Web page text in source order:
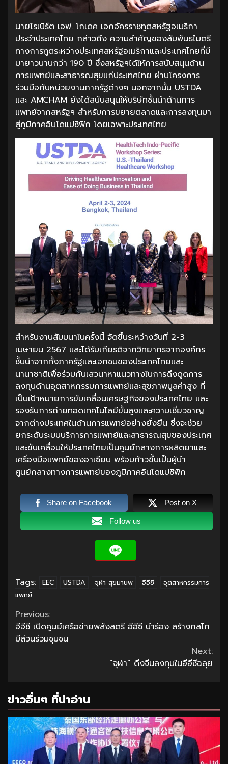
นายโรเบิร์ต เอฟ. โกเดค เอกอัครราชทูตสหรัฐอเมริกา
ประจำประเทศไทย กล่าวถึง ความสำคัญของสัมพันธไมตรี
ทางการฑูตระหว่างประเทศสหรัฐอเมริกาและประเทศไทยที่มี
มายาวนานกว่า 190 ปี ซึ่งสหรัฐฯได้ให้การสนับสนุนด้าน
การแพทย์และสาธารณสุขแก่ประเทศไทย ผ่านโครงการ
ร่วมมือกับหน่วยงานภาครัฐต่างๆ นอกจากนั้น USTDA
และ AMCHAM ยังได้สนับสนุนให้บริษัทชั้นนำด้านการ
แพทย์จากสหรัฐฯ สำหรับการขยายตลาดและการลงทุนมา
สู่ภูมิภาคอินโดแปซิฟิก โดยเฉพาะประเทศไทย
สำหรับงานสัมมนาในครั้งนี้ จัดขึ้นระหว่างวันที่ 2-3
เมษายน 2567 และได้รับเกียรติจากวิทยากรจากองค์กร
ชั้นนำจากทั้งภาครัฐและเอกชนของประเทศไทยและ
นานาชาติเพื่อร่วมกันเสวนาหาแนวทางในการดึงดูดการ
ลงทุนด้านอุตสาหกรรมการแพทย์และสุขภาพมูลค่าสูง ที่
เป็นเป้าหมายการขับเคลื่อนเศรษฐกิจของประเทศไทย และ
รองรับการถ่ายทอดเทคโนโลยีขั้นสูงและความเชี่ยวชาญ
จากต่างประเทศในด้านการแพทย์อย่างยั่งยืน ซึ่งจะช่วย
ยกระดับระบบบริการการแพทย์และสาธารณสุขของประเทศ
และขับเคลื่อนให้ประเทศไทยเป็นศูนย์กลางการผลิตยาและ
เครื่องมือแพทย์ของอาเซียน พร้อมก้าวขึ้นเป็นผู้นำ
ศูนย์กลางทางการแพทย์ของภูมิภาคอินโดแปซิฟิก
Share on Facebook Post on X
Follow us
Tags: EEC USTDA จุฬา สุขมานพ อีอีซี
อุตสาหกรรมการ
แพทย์
Continue
Reading
Previous:
อีอีซี เปิดศูนย์เครือข่ายพลังสตรี อีอีซี นำร่อง สร้างกลไก
มีส่วนร่วมชุมชน
Next:
“จุฬา” ดึงจีนลงทุนในอีอีซีฉลุย
ข่าวอื่นๆ ที่น่าอ่าน